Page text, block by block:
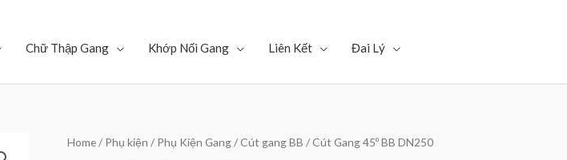
Chữ Thập Gang Khớp Nối Gang Liên Kết Đai Lý
Home/ Phụ kiện / Phụ Kiện Gang/Cút gang BB / Cút Gang 45º BB DN250